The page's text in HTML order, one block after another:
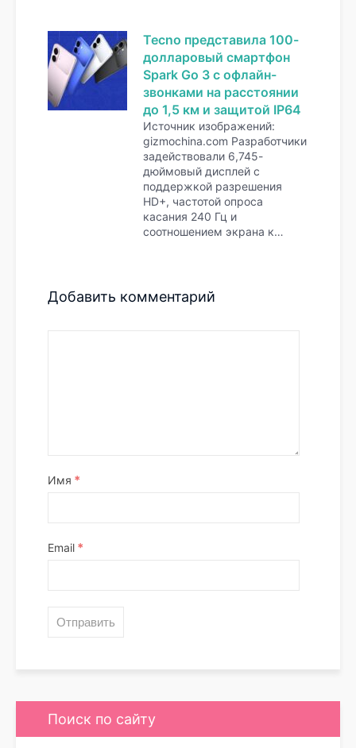
Tecno представила 100-
долларовый смартфон
Spark Go 3 с офлайн-
звонками на расстоянии
до 1,5 км и защитой IP64
Источник изображений:
gizmochina.com Разработчики
задействовали 6,745-
дюймовый дисплей с
поддержкой разрешения
HD+, частотой опроса
касания 240 Гц и
соотношением экрана к…
Добавить комментарий
Имя *
Email *
Поиск по сайту